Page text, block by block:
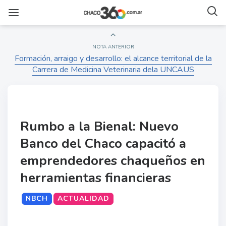
NOTA ANTERIOR
Formación, arraigo y desarrollo: el alcance territorial de la
Carrera de Medicina Veterinaria dela UNCAUS
Rumbo a la Bienal: Nuevo
Banco del Chaco capacitó a
emprendedores chaqueños en
herramientas financieras
NBCH ACTUALIDAD